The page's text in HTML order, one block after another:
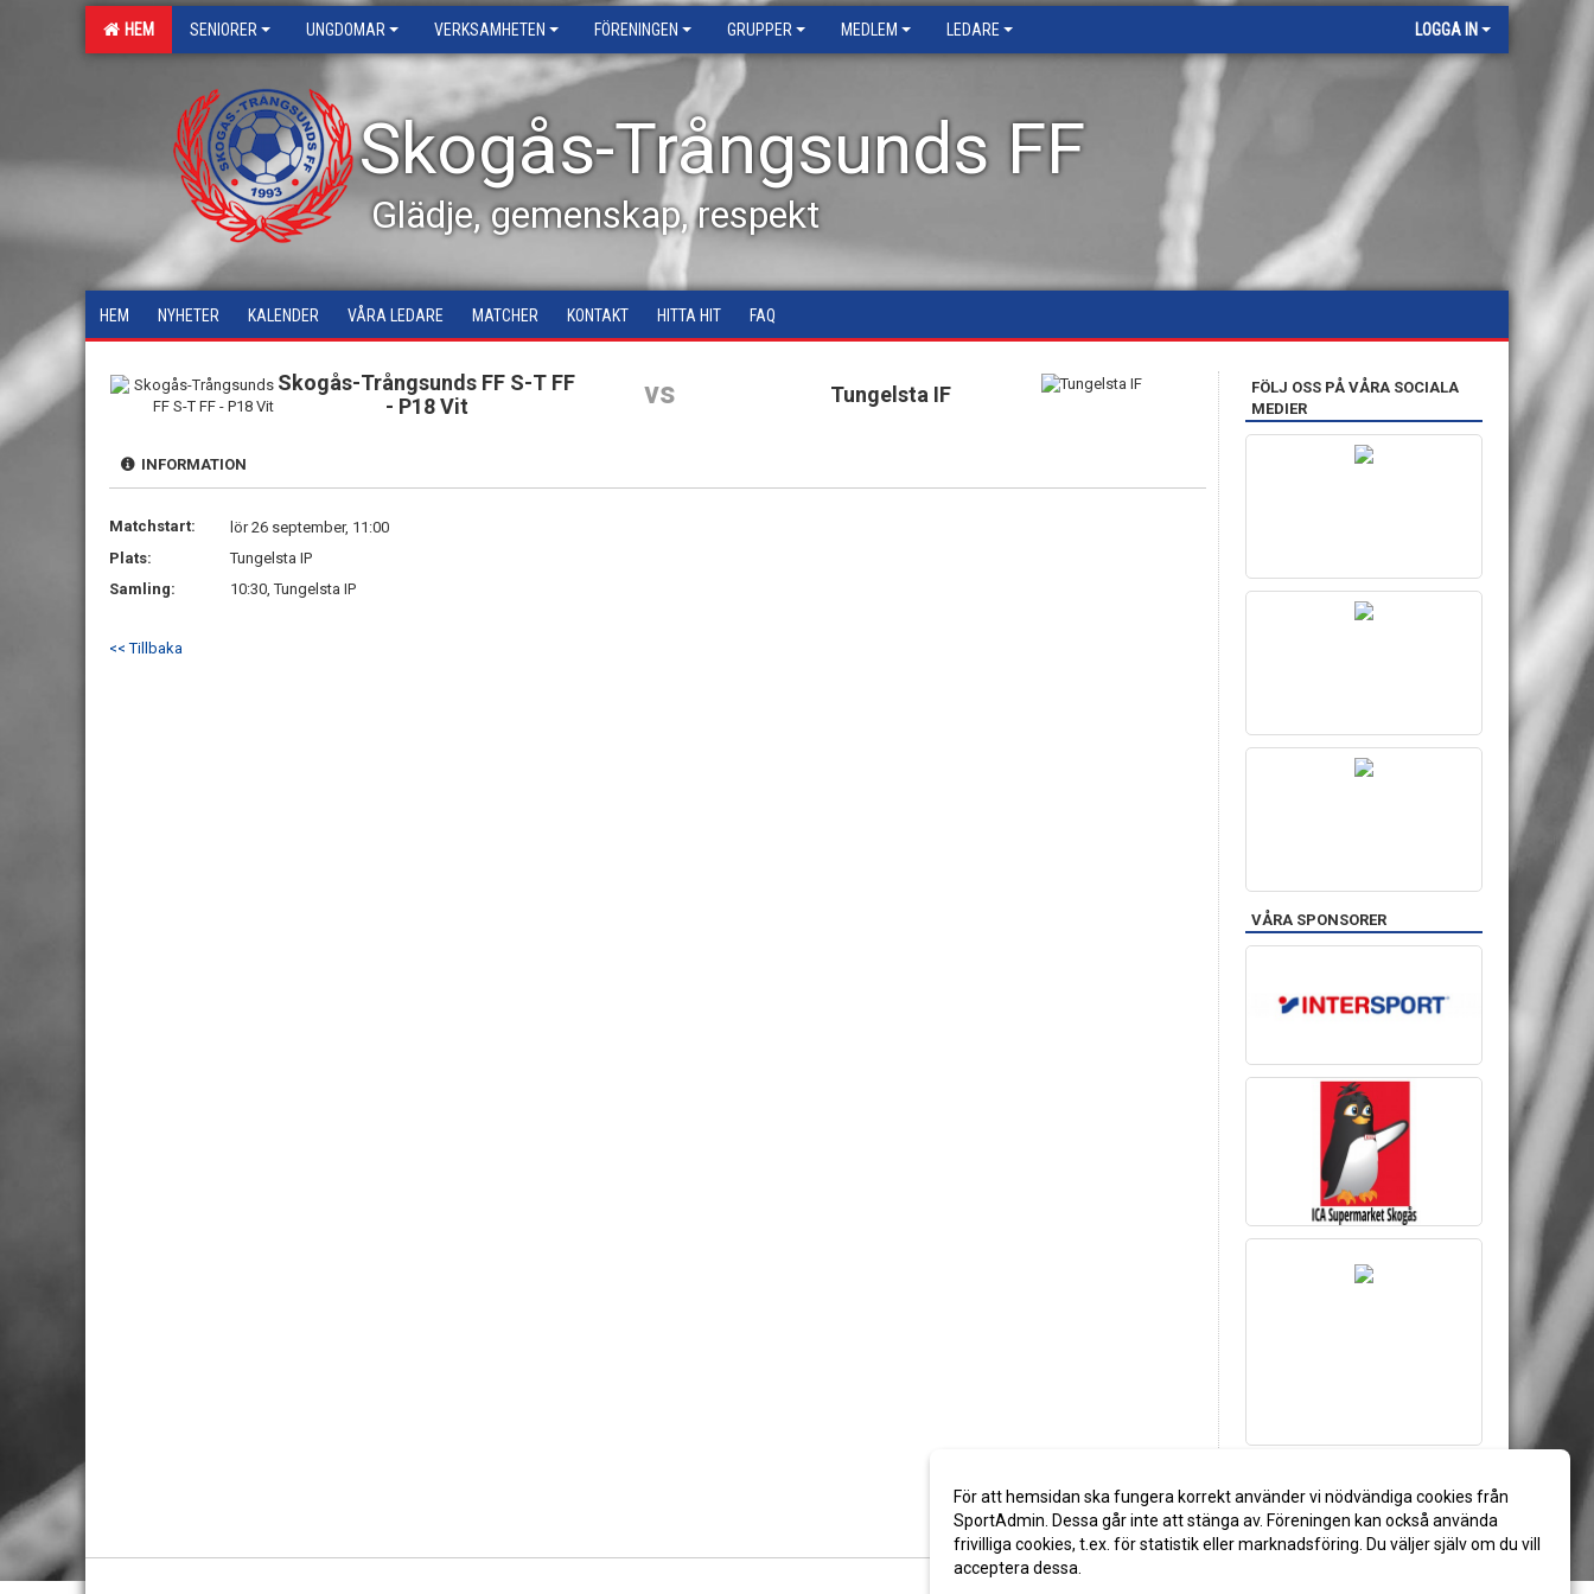
HEM SENIORER UNGDOMAR VERKSAMHETEN FÖRENINGEN GRUPPER MEDLEM LEDARE LOGGA IN
Skogås-Trångsunds FF
Glädje, gemenskap, respekt
HEM NYHETER KALENDER VÅRA LEDARE MATCHER KONTAKT HITTA HIT FAQ
Skogås-Trångsunds FF S-T FF
- P18 Vit
vs Tungelsta IF
INFORMATION
Matchstart:
lör 26 september, 11:00
Plats:
Tungelsta IP
Samling:
10:30, Tungelsta IP
<< Tillbaka
FÖLJ OSS PÅ VÅRA SOCIALA
MEDIER
VÅRA SPONSORER
För att hemsidan ska fungera korrekt använder vi nödvändiga cookies från
SportAdmin. Dessa går inte att stänga av. Föreningen kan också använda
frivilliga cookies, t.ex. för statistik eller marknadsföring. Du väljer själv om du vill
acceptera dessa.